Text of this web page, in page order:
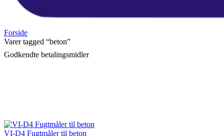
Forside
Varer tagged “beton”
Godkendte betalingsmidler
VI-D4 Fugtmåler til beton